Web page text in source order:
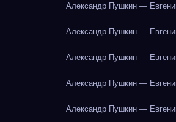
Александр Пушкин —
Александр Пушкин —
Александр Пушкин —
Александр Пушкин —
Александр Пушкин —